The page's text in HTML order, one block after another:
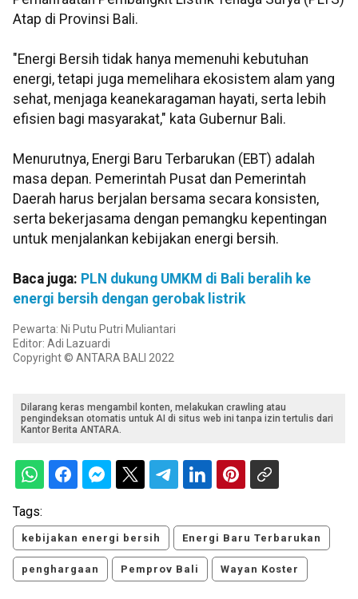
Atap di Provinsi Bali.
"Energi Bersih tidak hanya memenuhi kebutuhan
energi, tetapi juga memelihara ekosistem alam yang
sehat, menjaga keanekaragaman hayati, serta lebih
efisien bagi masyarakat," kata Gubernur Bali.
Menurutnya, Energi Baru Terbarukan (EBT) adalah
masa depan. Pemerintah Pusat dan Pemerintah
Daerah harus berjalan bersama secara konsisten,
serta bekerjasama dengan pemangku kepentingan
untuk menjalankan kebijakan energi bersih.
Baca juga: PLN dukung UMKM di Bali beralih ke
energi bersih dengan gerobak listrik
Pewarta: Ni Putu Putri Muliantari
Editor: Adi Lazuardi
Copyright © ANTARA BALI 2022
Dilarang keras mengambil konten, melakukan crawling atau
pengindeksan otomatis untuk AI di situs web ini tanpa izin tertulis dari
Kantor Berita ANTARA.
Tags:
kebijakan energi bersih Energi Baru Terbarukan
penghargaan Pemprov Bali Wayan Koster